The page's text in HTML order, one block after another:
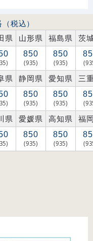
（税込）
県 山形県 福島県 茨
850
(935)
850
(935)
県 静岡県 愛知県 三
850
(935)
850
(935)
県 愛媛県 高知県 福
850
(935)
850
(935)